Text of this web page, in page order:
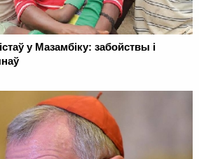
у Мазамбіку: забойствы і